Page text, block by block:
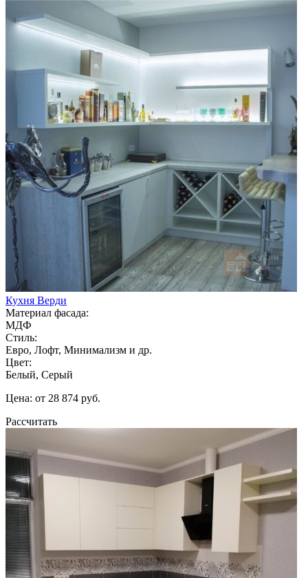
Кухня Верди
Материал фасада:
МДФ
Стиль:
Евро, Лофт, Минимализм и др.
Цвет:
Белый, Серый
Цена: от 28 874 руб.
Рассчитать